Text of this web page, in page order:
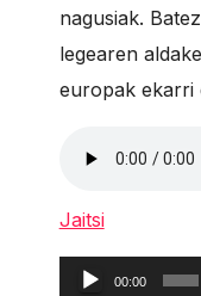
nagusiak.
legearen
europak ekarri
Jaitsi
Reproductor
00:00